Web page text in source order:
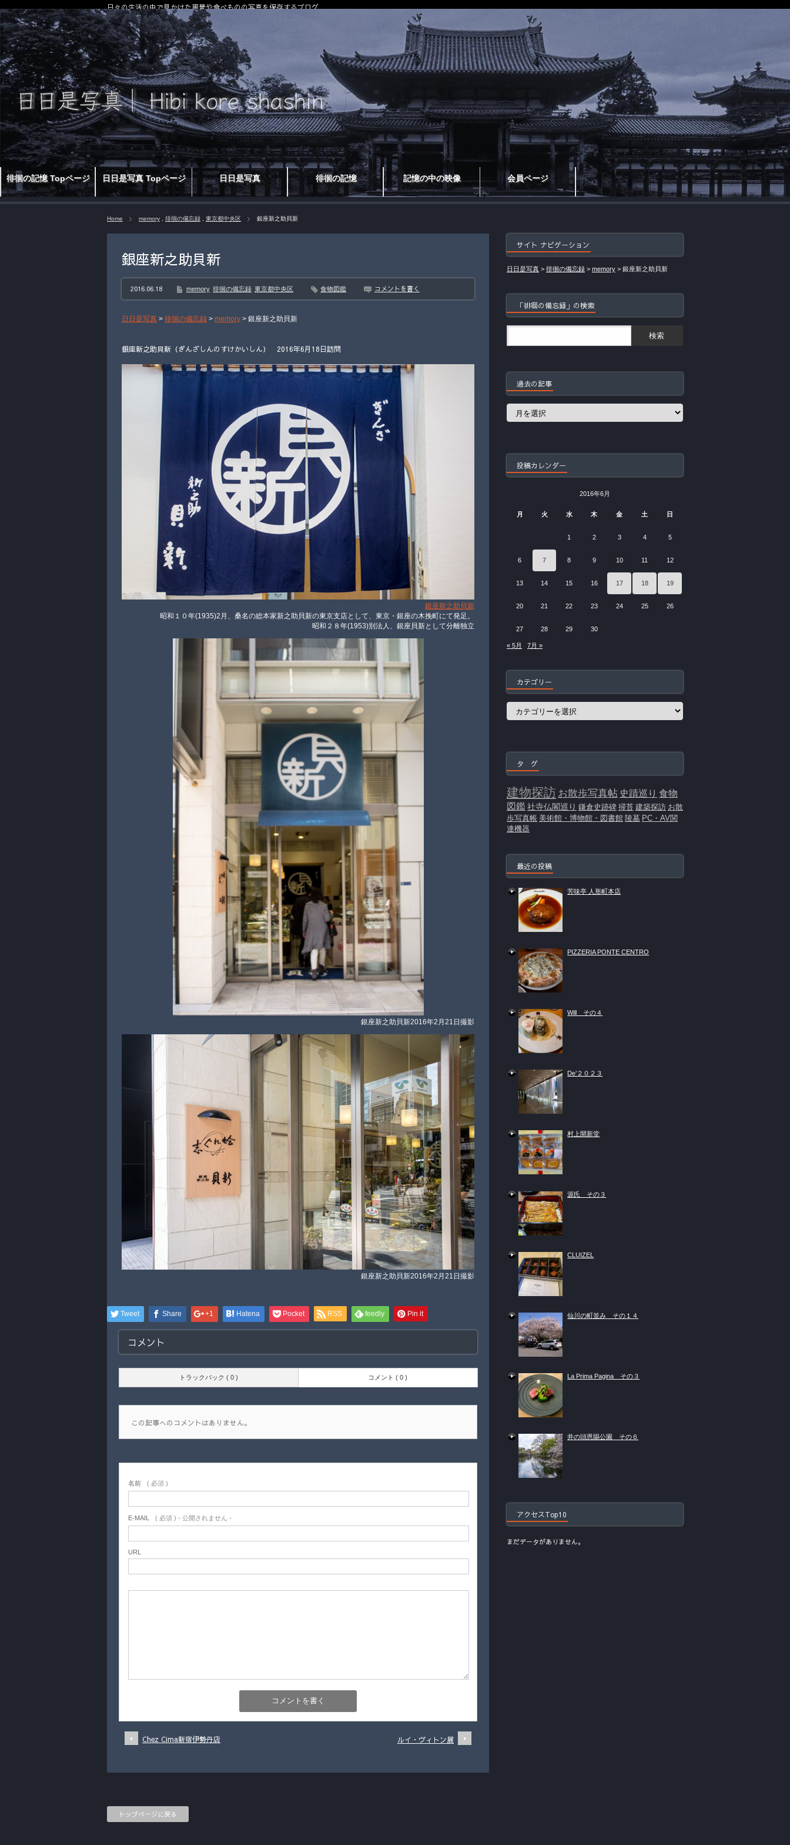
徘徊の記憶 Topページ 日日是写真 Topページ 日日是写真 徘徊の記憶 記憶の中の映像 会員ページ
日々の生活の中で見かけた風景や食べものの写真を保存するブログ
Home memory 徘徊の備忘録 東京都中央区 銀座新之助貝新
銀座新之助貝新
2016.06.18 memory 徘徊の備忘録 東京都中央区 食物図鑑 コメントを書く
日日是写真 > 徘徊の備忘録 > memory > 銀座新之助貝新
銀座新之助貝新（ぎんざしんのすけかいしん） 2016年6月18日訪問
銀座新之助貝新
昭和１０年(1935)2月、桑名の総本家新之助貝新の東京支店として、東京・銀座の木挽町にて発足。
昭和２８年(1953)別法人、銀座貝新として分離独立
銀座新之助貝新 2016年2月21日撮影
銀座新之助貝新 2016年2月21日撮影
Tweet Share +1 Hatena Pocket RSS feedly Pin it
コメント
トラックバック ( 0 ) コメント ( 0 )
この記事へのコメントはありません。
名前 ( 必須 )
E-MAIL ( 必須 ) - 公開されません -
URL
Chez Cima新宿伊勢丹店 ルイ・ヴィトン展
トップページに戻る
サイト ナビゲーション
日日是写真 > 徘徊の備忘録 > memory > 銀座新之助貝新
「徘徊の備忘録」の検索
過去の記事
過
投稿カレンダー
2016年6月
月 火 水 木 金 土 日
1 2 3 4 5
6 7 8 9 10 11 12
13 14 15 16 17 18 19
20 21 22 23 24 25 26
27 28 29 30
« 5月 7月 »
カテゴリー
カ
タ グ
建物探訪 お散歩写真帖 史蹟巡り 食物
図鑑社寺仏閣巡り 鎌倉史跡碑 掃苔 建築探訪 お散
歩写真帳 美術館・博物館・図書館 陵墓 PC・AV関
連機器
最近の投稿
芳味亭 人形町本店
PIZZERIA PONTE CENTRO
Will その４
De’２０２３
村上開新堂
源氏 その３
CLUIZEL
仙川の町並み その１４
La Prima Pagina その３
井の頭恩賜公園 その６
アクセスTop10
まだデータがありません。